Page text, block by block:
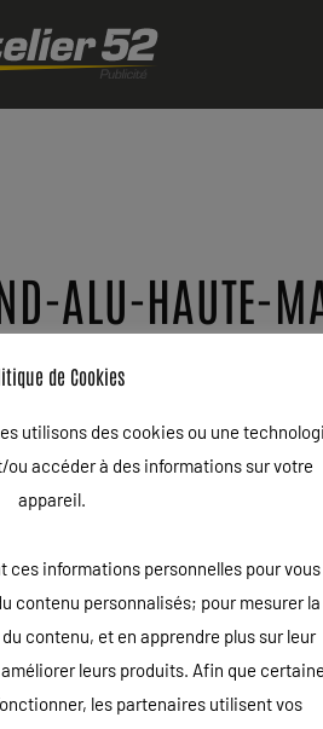
ALU-HAUTE-
de Cookies
utilisons des cookies ou une
accéder à des informations sur votre
appareil.
ces informations personnelles pour vous
contenu personnalisés; pour mesurer la
contenu, et en apprendre plus sur leur
leurs produits. Afin que
les partenaires utilisent vos